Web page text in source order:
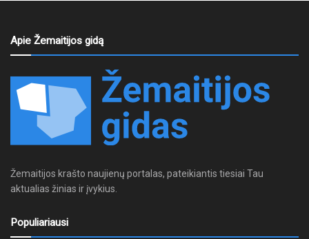
Apie Žemaitijos gidą
Žemaitijos krašto naujienų portalas, pateikiantis tiesiai Tau
aktualias žinias ir įvykius.
Populiariausi